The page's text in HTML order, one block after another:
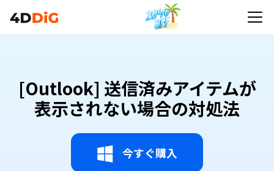
[Outlook] 送信済みアイテムが
表示されない場合の対処法
今すぐ購入